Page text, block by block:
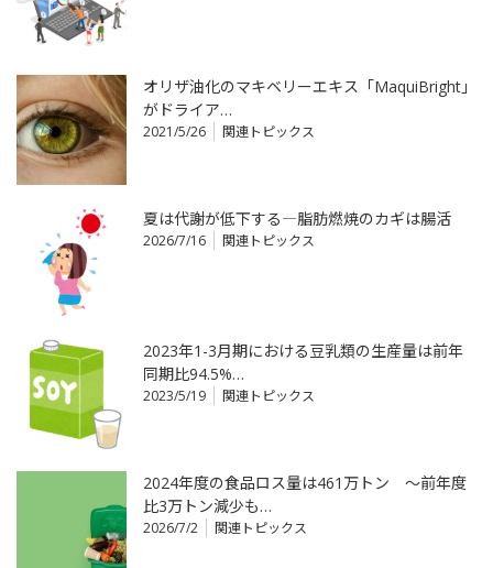
オリザ油化のマキベリーエキス「MaquiBright」
がドライア…
2021/5/26 関連トピックス
夏は代謝が低下する―脂肪燃焼のカギは腸活
2026/7/16 関連トピックス
2023年1-3月期における豆乳類の生産量は前年
同期比94.5%…
2023/5/19 関連トピックス
2024年度の食品ロス量は461万トン ～前年度
比3万トン減少も…
2026/7/2 関連トピックス